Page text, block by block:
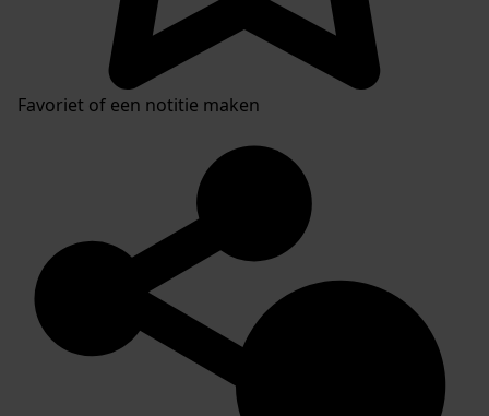
Favoriet of een notitie maken